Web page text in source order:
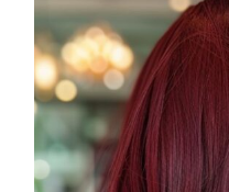
COSMOPROF
Cosmprof Worldwide
presenta THE
WELLNESS
TEMI